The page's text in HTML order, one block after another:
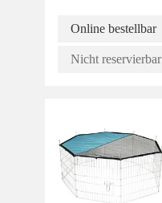
Online bestellbar
Nicht reservierbar